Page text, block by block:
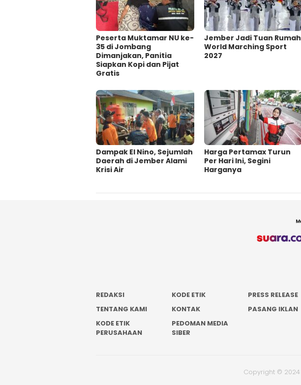
Peserta Muktamar NU ke-
35 di Jombang
Dimanjakan, Panitia
Siapkan Kopi dan Pijat
Gratis
Jember Jadi Tuan Rumah
World Marching Sport
2027
Dampak El Nino, Sejumlah
Daerah di Jember Alami
Krisi Air
Harga Pertamax Turun
Per Hari Ini, Segini
Harganya
REDAKSI KODE ETIK
PRESS RELEASE
TENTANG KAMI
KONTAK
PASANG IKLAN
KODE ETIK
PERUSAHAAN
PEDOMAN MEDIA
SIBER
Copyright © 2024